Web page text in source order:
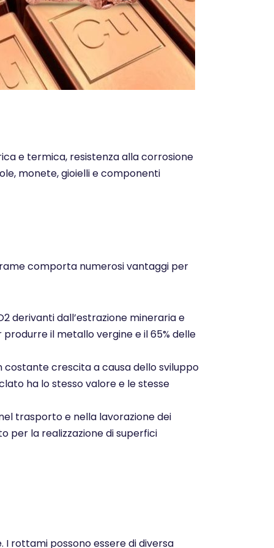
e termica, resistenza alla corrosione
monete, gioielli e componenti
comporta numerosi vantaggi per
derivanti dall’estrazione mineraria e
il metallo vergine e il 65% delle
costante crescita a causa dello sviluppo
ha lo stesso valore e le stesse
trasporto e nella lavorazione dei
per la realizzazione di superfici
rottami possono essere di diversa